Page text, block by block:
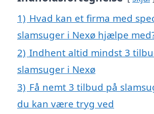
1) Hvad kan et firma med
slamsuger i Nexø hjælpe
2) Indhent altid mindst 3
slamsuger i Nexø
3) Få nemt 3 tilbud på
du kan være tryg ved